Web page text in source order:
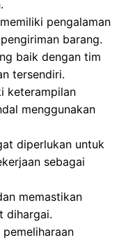
pengalaman
barang.
baik dengan tim
tersendiri.
keterampilan
menggunakan
diperlukan untuk
sebagai
memastikan
dihargai.